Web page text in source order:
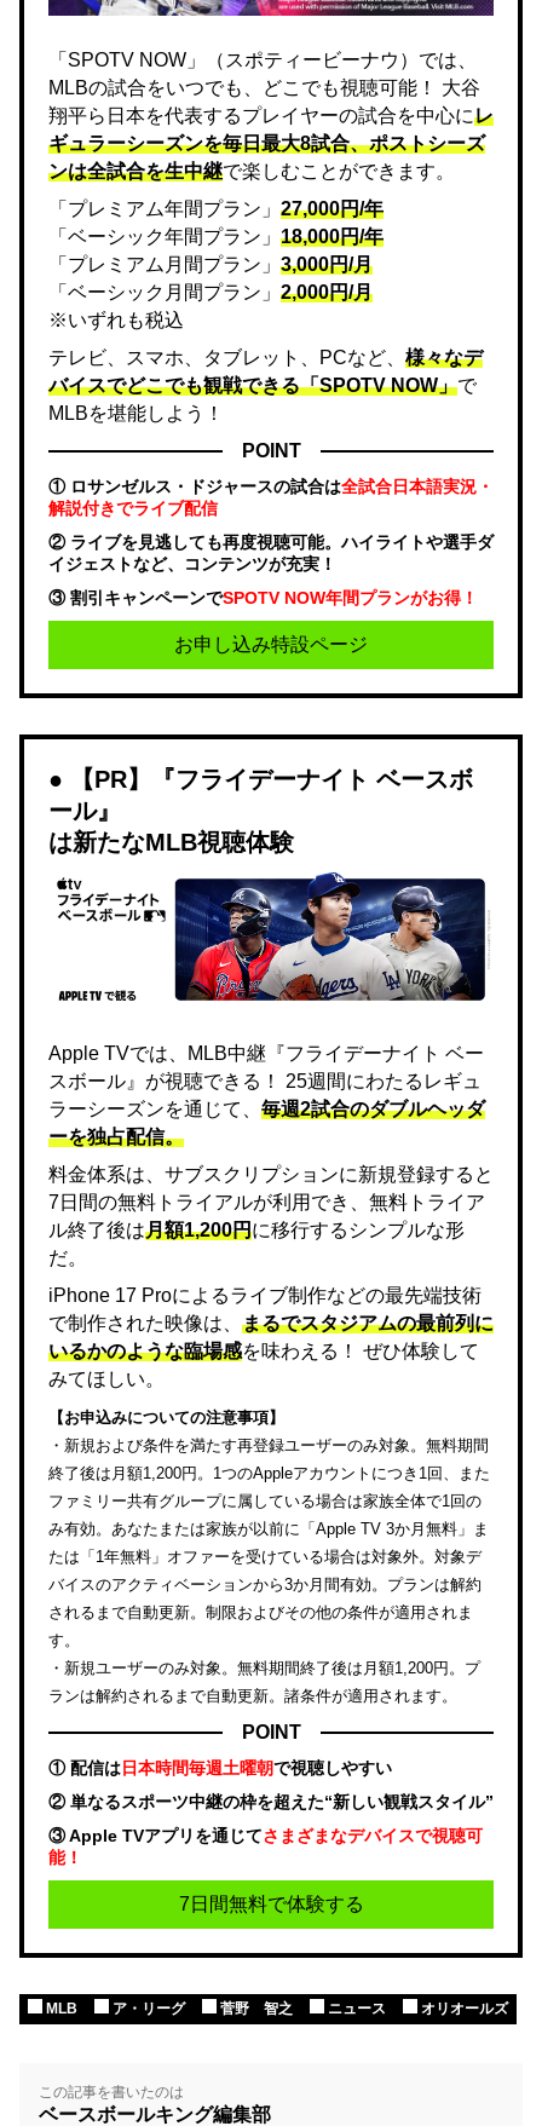
「SPOTV NOW」（スポティービーナウ）では、
MLBの試合をいつでも、どこでも視聴可能！ 大谷
翔平ら日本を代表するプレイヤーの試合を中心にレ
ギュラーシーズンを毎日最大8試合、ポストシーズ
ンは全試合を生中継で楽しむことができます。
「プレミアム年間プラン」 27,000円/年
「ベーシック年間プラン」 18,000円/年
「プレミアム月間プラン」 3,000円/月
「ベーシック月間プラン」 2,000円/月
※いずれも税込
テレビ、スマホ、タブレット、PCなど、 様々なデ
バイスでどこでも観戦できる「SPOTV NOW」で
MLBを堪能しよう！
POINT
① ロサンゼルス・ドジャースの試合は全試合日本語実況・
解説付きでライブ配信
② ライブを見逃しても再度視聴可能。ハイライトや選手ダ
イジェストなど、コンテンツが充実！
③ 割引キャンペーンでSPOTV NOW年間プランがお得！
お申し込み特設ページ
【PR】『フライデーナイト ベースボ
ール』
は新たなMLB視聴体験
Apple TVでは、MLB中継『フライデーナイト ベー
スボール』が視聴できる！ 25週間にわたるレギュ
ラーシーズンを通じて、 毎週2試合のダブルヘッダ
ーを独占配信。
料金体系は、サブスクリプションに新規登録すると
7日間の無料トライアルが利用でき、無料トライア
ル終了後は月額1,200円に移行するシンプルな形
だ。
iPhone 17 Proによるライブ制作などの最先端技術
で制作された映像は、 まるでスタジアムの最前列に
いるかのような臨場感を味わえる！ ぜひ体験して
みてほしい。
【お申込みについての注意事項】
・新規および条件を満たす再登録ユーザーのみ対象。無料期間
終了後は月額1,200円。1つのAppleアカウントにつき1回、また
ファミリー共有グループに属している場合は家族全体で1回の
み有効。あなたまたは家族が以前に「Apple TV 3か月無料」ま
たは「1年無料」オファーを受けている場合は対象外。対象デ
バイスのアクティベーションから3か月間有効。プランは解約
されるまで自動更新。制限およびその他の条件が適用されま
す。
・新規ユーザーのみ対象。無料期間終了後は月額1,200円。プ
ランは解約されるまで自動更新。諸条件が適用されます。
POINT
① 配信は日本時間毎週土曜朝で視聴しやすい
② 単なるスポーツ中継の枠を超えた“新しい観戦スタイル”
③ Apple TVアプリを通じてさまざまなデバイスで視聴可
能！
7日間無料で体験する
MLB ア・リーグ 菅野 智之 ニュース オリオールズ
この記事を書いたのは
ベースボールキング編集部